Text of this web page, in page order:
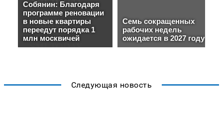
Следующая новость